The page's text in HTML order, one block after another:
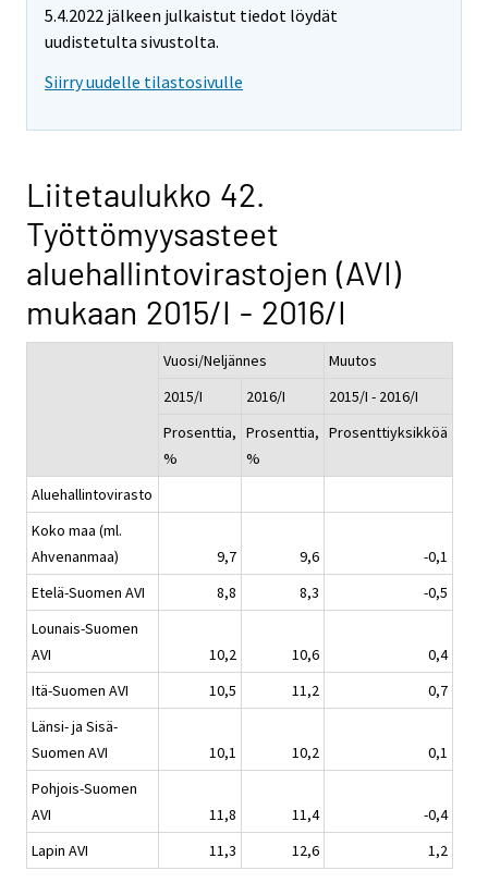
5.4.2022 jälkeen julkaistut tiedot löydät
uudistetulta sivustolta.
Siirry uudelle tilastosivulle
Liitetaulukko 42.
Työttömyysasteet
aluehallintovirastojen (AVI)
mukaan 2015/I - 2016/I
Vuosi/Neljännes
Muutos
2015/I
2016/I
2015/I - 2016/I
Prosenttia,
%
Prosenttia,
%
Prosenttiyksikköä
Aluehallintovirasto
Koko maa (ml.
Ahvenanmaa)
9,7 9,6
-0,1
Etelä-Suomen AVI
8,8 8,3
-0,5
Lounais-Suomen
AVI
10,2 10,6
0,4
Itä-Suomen AVI
10,5 11,2
0,7
Länsi- ja Sisä-
Suomen AVI
10,1 10,2
0,1
Pohjois-Suomen
AVI
11,8 11,4
-0,4
Lapin AVI
11,3 12,6 1,2